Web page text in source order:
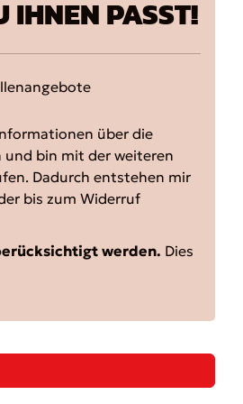
IHNEN PASST!
über die
bin mit der weiteren
Dadurch entstehen mir
bis zum Widerruf
werden. Dies